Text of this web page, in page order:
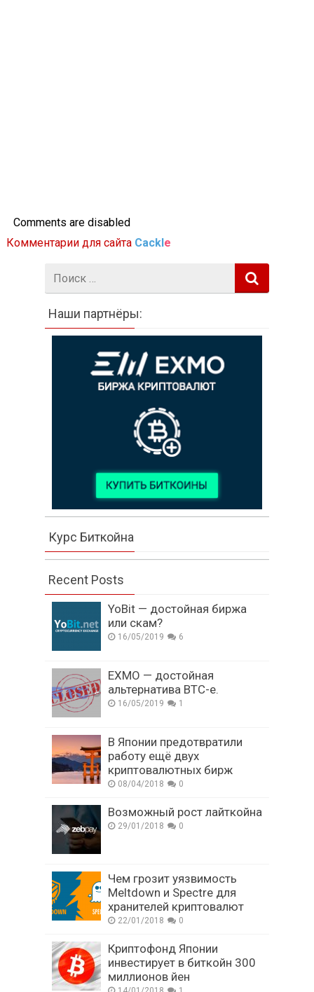
Comments are disabled
Комментарии для сайта Cackl e
Наши партнёры:
Курс Биткойна
Recent Posts
YoBit — достойная биржа
или скам?
16/05/2019 6
EXMO — достойная
альтернатива BTC-e.
16/05/2019 1
В Японии предотвратили
работу ещё двух
криптовалютных бирж
08/04/2018 0
Возможный рост лайткойна
29/01/2018 0
Чем грозит уязвимость
Meltdown и Spectre для
хранителей криптовалют
22/01/2018 0
Криптофонд Японии
инвестирует в биткойн 300
миллионов йен